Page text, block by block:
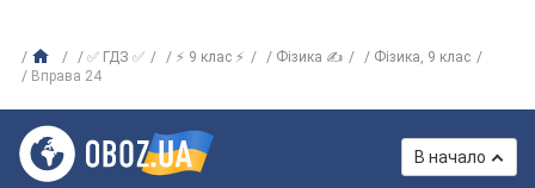
✅ ГДЗ ✅ ⚡ 9 клас ⚡ Фізика ✍
Фiзика, 9 клас
Вправа 24
В начало